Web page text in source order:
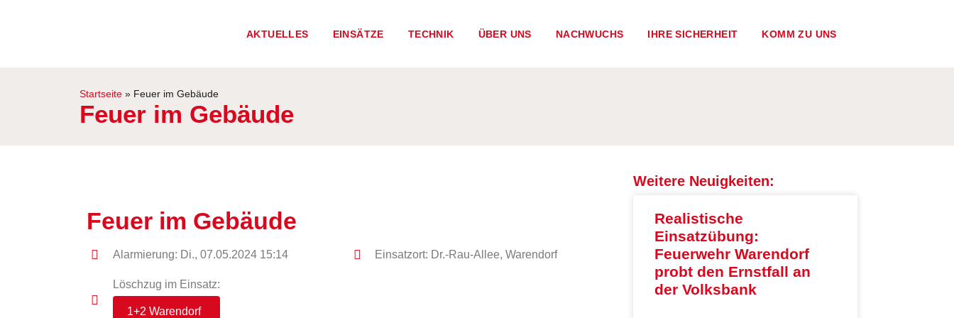
AKTUELLES EINSÄTZE TECHNIK ÜBER UNS NACHWUCHS IHRE SICHERHEIT KOMM ZU UNS
Startseite » Feuer im Gebäude
Feuer im Gebäude
Feuer im Gebäude
Alarmierung: Di., 07.05.2024 15:14 Einsatzort: Dr.-Rau-Allee, Warendorf
Löschzug im Einsatz:
1+2 Warendorf
Weitere Neuigkeiten:
Realistische
Einsatzübung:
Feuerwehr Warendorf
probt den Ernstfall an
der Volksbank